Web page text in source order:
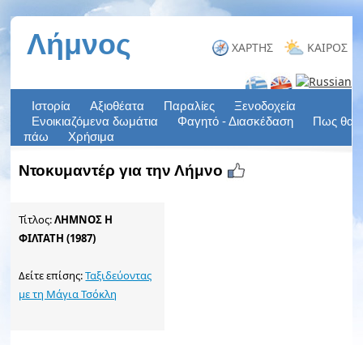
Ντοκυμαντέρ για την Λήμνο
Τίτλος:ΛΗΜΝΟΣ Η
ΦΙΛΤΑΤΗ (1987)
Δείτε επίσης:Ταξιδεύοντας
με τη Μάγια Τσόκλη